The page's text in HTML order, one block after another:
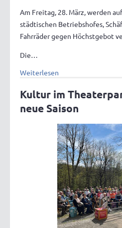
Am Freitag, 28. März, werden
städtischen Betriebshofes,
Fahrräder gegen Höchstgebot
Die…
Weiterlesen
Kultur im
neue Saison